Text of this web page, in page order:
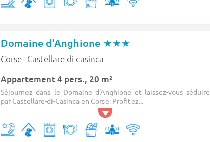
Domaine d'Anghione ★★★
Corse- Castellare di casinca
Appartement 4 pers., 20 m²
Séjournez dans le Domaine d'Anghione et laissez-vous séduire
par Castellare-di-Casinca en Corse. Profitez...